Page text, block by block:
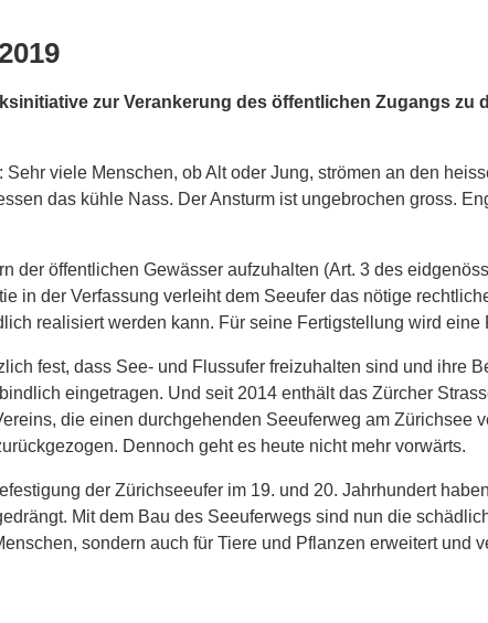
zur Verankerung des öffentlichen Zugangs
viele Menschen, ob Alt oder Jung, strömen an den
das kühle Nass. Der Ansturm ist ungebrochen gross.
der öffentlichen Gewässer aufzuhalten (Art. 3 des
in der Verfassung verleiht dem Seeufer das nötige
realisiert werden kann. Für seine Fertigstellung wird eine
fest, dass See- und Flussufer freizuhalten sind und ihre
eingetragen. Und seit 2014 enthält das Zürcher
die einen durchgehenden Seeuferweg am
Dennoch geht es heute nicht mehr vorwärts.
der Zürichseeufer im 19. und 20. Jahrhundert
Mit dem Bau des Seeuferwegs sind nun die
sondern auch für Tiere und Pflanzen erweitert und